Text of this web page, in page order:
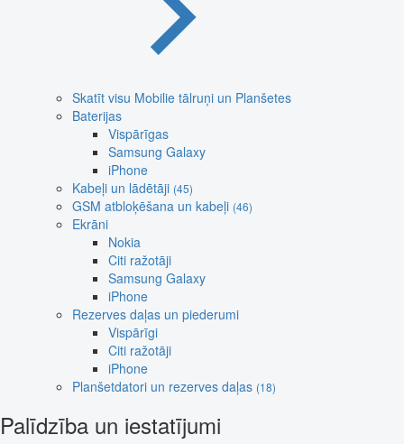
Skatīt visu Mobilie tālruņi un Planšetes
Baterijas
Vispārīgas
Samsung Galaxy
iPhone
Kabeļi un lādētāji (45)
GSM atbloķēšana un kabeļi (46)
Ekrāni
Nokia
Citi ražotāji
Samsung Galaxy
iPhone
Rezerves daļas un piederumi
Vispārīgi
Citi ražotāji
iPhone
Planšetdatori un rezerves daļas (18)
Palīdzība un iestatījumi